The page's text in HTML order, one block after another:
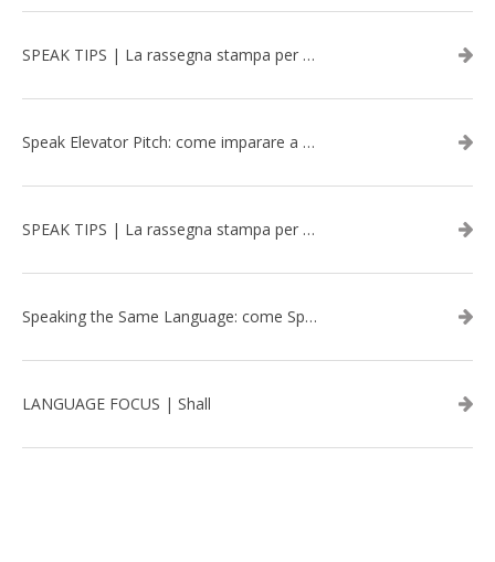
SPEAK TIPS | La rassegna stampa per migliorare l’inglese - marzo 2026
Speak Elevator Pitch: come imparare a gestire una presentazione in inglese
SPEAK TIPS | La rassegna stampa per migliorare l’inglese - febbraio 2026
Speaking the Same Language: come Speak aiuta a rafforzare i team attraverso il Team Building in inglese
LANGUAGE FOCUS | Shall